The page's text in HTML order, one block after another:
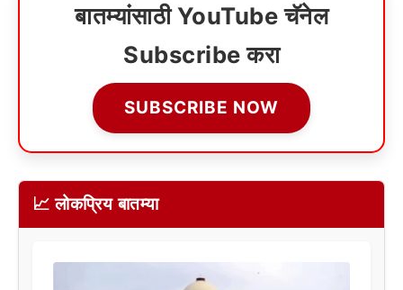
बातम्यांसाठी YouTube चॅनेल
Subscribe करा
SUBSCRIBE NOW
📈 लोकप्रिय बातम्या